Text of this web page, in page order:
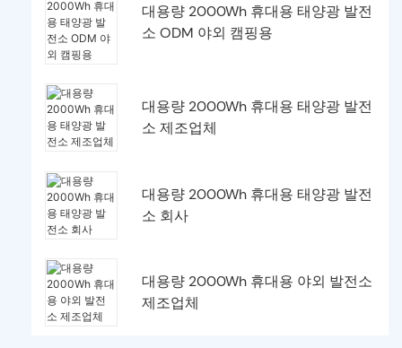
대용량 2000Wh 휴대용 태양광 발전
소 ODM 야외 캠핑용
대용량 2000Wh 휴대용 태양광 발전
소 제조업체
대용량 2000Wh 휴대용 태양광 발전
소 회사
대용량 2000Wh 휴대용 야외 발전소
제조업체